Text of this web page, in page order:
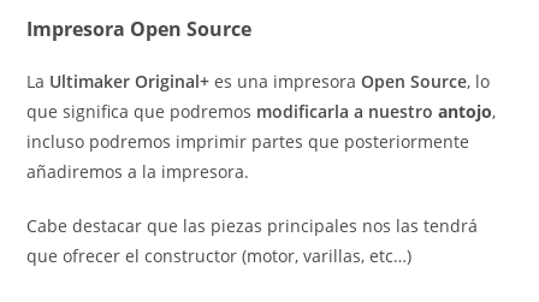
Impresora Open Source
La Ultimaker Original+ es una impresoraOpen Source, lo
que significa que podremos modificarla a nuestroantojo,
incluso podremos imprimir partes que posteriormente
añadiremos a la impresora.
Cabe destacar que las piezas principales nos las tendrá
que ofrecer el constructor (motor, varillas, etc…)